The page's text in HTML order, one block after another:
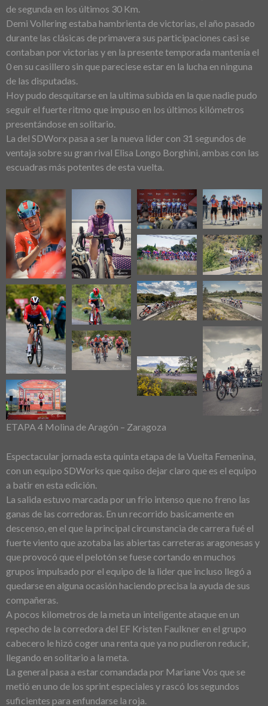
de segunda en los últimos 30 Km.
Demi Vollering estaba hambrienta de victorias, el año pasado
durante las clásicas de primavera sus participaciones casi se
contaban por victorias y en la presente temporada mantenía el
0 en su casillero sin que pareciese estar en la lucha en ninguna
de las disputadas.
Hoy pudo desquitarse en la ultima subida en la que nadie pudo
seguir el fuerte ritmo que impuso en los últimos kilómetros
presentándose en solitario.
La del SDWorx pasa a ser la nueva líder con 31 segundos de
ventaja sobre su gran rival Elisa Longo Borghini, ambas con las
escuadras más potentes de esta vuelta.
ETAPA 4 Molina de Aragón – Zaragoza
Espectacular jornada esta quinta etapa de la Vuelta Femenina,
con un equipo SDWorks que quiso dejar claro que es el equipo
a batir en esta edición.
La salida estuvo marcada por un frio intenso que no freno las
ganas de las corredoras. En un recorrido basicamente en
descenso, en el que la principal circunstancia de carrera fué el
fuerte viento que azotaba las abiertas carreteras aragonesas y
que provocó que el pelotón se fuese cortando en muchos
grupos impulsado por el equipo de la lider que incluso llegó a
quedarse en alguna ocasión haciendo precisa la ayuda de sus
compañeras.
A pocos kilometros de la meta un inteligente ataque en un
repecho de la corredora del EF Kristen Faulkner en el grupo
cabecero le hizó coger una renta que ya no pudieron reducir,
llegando en solitario a la meta.
La general pasa a estar comandada por Mariane Vos que se
metió en uno de los sprint especiales y rascó los segundos
suficientes para enfundarse la roja.